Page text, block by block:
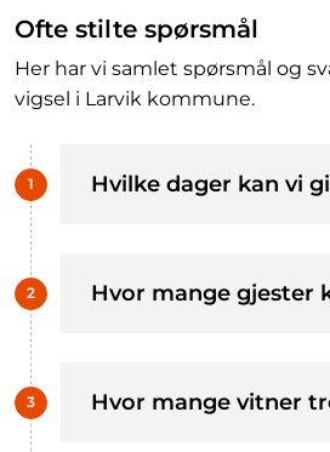
Ofte stilte spørsmål
Her har vi samlet spørsmål og
vigsel i Larvik kommune.
Hvilke dager kan vi
Hvor mange gjester
Hvor mange vitner